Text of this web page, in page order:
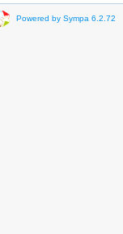
Powered by Sympa 6.2.72